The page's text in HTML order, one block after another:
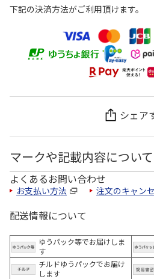
下記の決済方法がご利用頂けます。
シェア
マークや記載内容について
よくあるお問い合わせ
お支払い方法 注文のキャン
配送情報について
ゆうパック等でお届けしま
す
チルドゆうパックでお届け
します